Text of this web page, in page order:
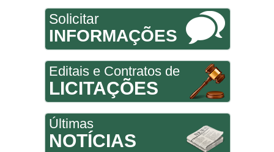
Solicitar
INFORMAÇÕES
Editais e Contratos de
LICITAÇÕES
Últimas
NOTÍCIAS